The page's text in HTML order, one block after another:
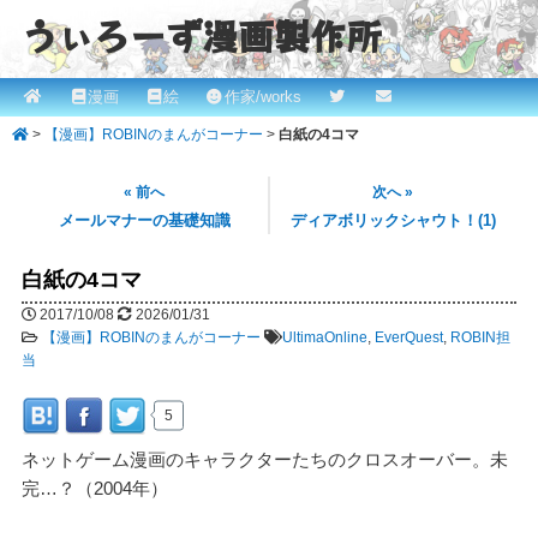
うぃろーず漫画製作所
ROBINとかっぱの漫画スタジオ！ willows.online
メ
イ
メ
イ
ン
テ
ツ
へ
移
漫画 絵 作家/works
> 【漫画】ROBINのまんがコーナー > 白紙の4コマ
« 前へ
メールマナーの基礎知識
次へ »
ディアボリックシャウト！(1)
白紙の4コマ
2017/10/08
2026/01/31
【漫画】ROBINのまんがコーナー
UltimaOnline, EverQuest, ROBIN担
当
5
ネットゲーム漫画のキャラクターたちのクロスオーバー。未
完…？（2004年）